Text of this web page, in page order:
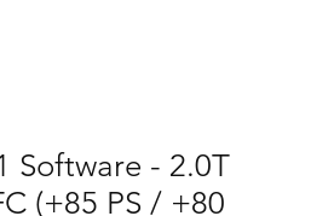
Software - 2.0T
(+85 PS / +80